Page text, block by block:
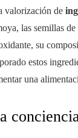
valorización de
las semillas
su
estos
una